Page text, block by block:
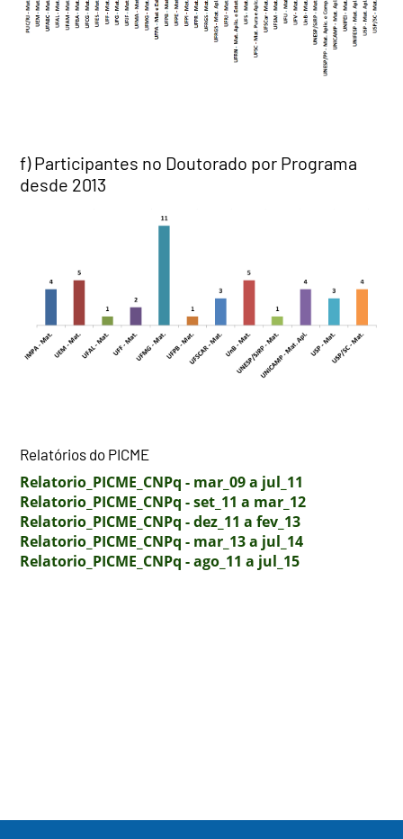
f) Participantes no Doutorado por Programa
desde 2013
Relatórios do PICME
Relatorio_PICME_CNPq - mar_09 a jul_11
Relatorio_PICME_CNPq - set_11 a mar_12
Relatorio_PICME_CNPq - dez_11 a fev_13
Relatorio_PICME_CNPq - mar_13 a jul_14
Relatorio_PICME_CNPq - ago_11 a jul_15